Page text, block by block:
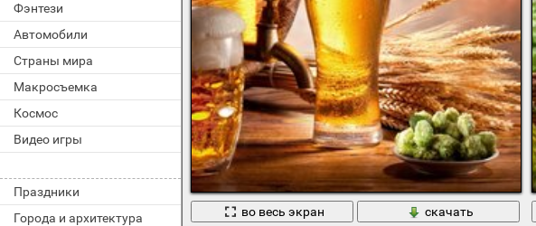
Фэнтези
Автомобили
Страны мира
Макросъемка
Космос
Видео игры
Праздники
Города и архитектура
во весь экран
скачать